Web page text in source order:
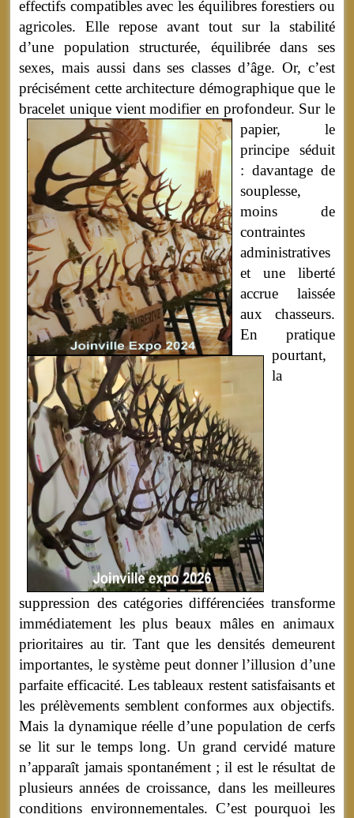
effectifs compatibles avec les équilibres forestiers ou
agricoles. Elle repose avant tout sur la stabilité
d’une population structurée, équilibrée dans ses
sexes, mais aussi dans ses classes d’âge. Or, c’est
précisément cette architecture démographique que le
bracelet unique vient modifier en profondeur. Sur le
papier, le
principe séduit
: davantage de
souplesse,
moins de
contraintes
administratives
et une liberté
accrue laissée
aux chasseurs.
En pratique
pourtant,
la
suppression des catégories différenciées transforme
immédiatement les plus beaux mâles en animaux
prioritaires au tir. Tant que les densités demeurent
importantes, le système peut donner l’illusion d’une
parfaite efficacité. Les tableaux restent satisfaisants et
les prélèvements semblent conformes aux objectifs.
Mais la dynamique réelle d’une population de cerfs
se lit sur le temps long. Un grand cervidé mature
n’apparaît jamais spontanément ; il est le résultat de
plusieurs années de croissance, dans les meilleures
conditions environnementales. C’est pourquoi les